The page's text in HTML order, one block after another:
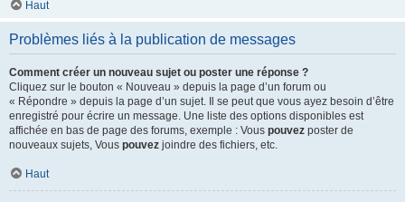
Haut
Problèmes liés à la publication de messages
Comment créer un nouveau sujet ou poster une réponse ?
Cliquez sur le bouton « Nouveau » depuis la page d’un forum ou
« Répondre » depuis la page d’un sujet. Il se peut que vous ayez besoin d’être
enregistré pour écrire un message. Une liste des options disponibles est
affichée en bas de page des forums, exemple : Vous pouvez poster de
nouveaux sujets, Vous pouvez joindre des fichiers, etc.
Haut